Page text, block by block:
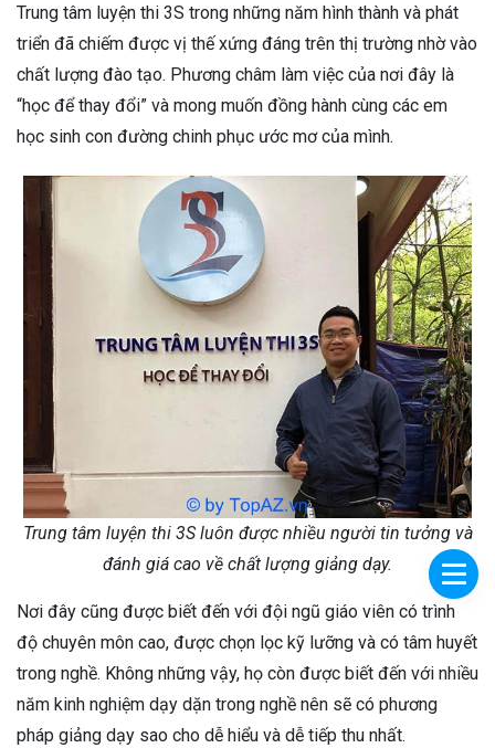
Trung tâm luyện thi 3S trong những năm hình thành và phát
triển đã chiếm được vị thế xứng đáng trên thị trường nhờ vào
chất lượng đào tạo. Phương châm làm việc của nơi đây là
“học để thay đổi” và mong muốn đồng hành cùng các em
học sinh con đường chinh phục ước mơ của mình.
Trung tâm luyện thi 3S luôn được nhiều người tin tưởng và
đánh giá cao về chất lượng giảng dạy.
Nơi đây cũng được biết đến với đội ngũ giáo viên có trình
độ chuyên môn cao, được chọn lọc kỹ lưỡng và có tâm huyết
trong nghề. Không những vậy, họ còn được biết đến với nhiều
năm kinh nghiệm dạy dặn trong nghề nên sẽ có phương
pháp giảng dạy sao cho dễ hiểu và dễ tiếp thu nhất.